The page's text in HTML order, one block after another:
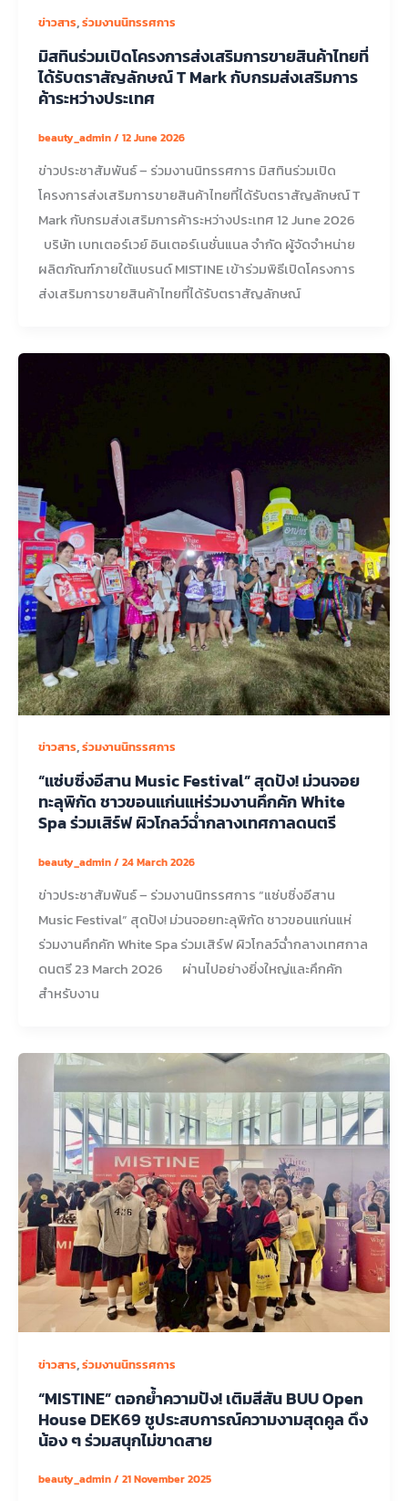
ข่าวสาร,ร่วมงานนิทรรศการ
มิสทินร่วมเปิดโครงการส่งเสริมการขายสินค้าไทยที่
ได้รับตราสัญลักษณ์ T Mark กับกรมส่งเสริมการ
ค้าระหว่างประเทศ
beauty_admin/ 12 June 2026
ข่าวประชาสัมพันธ์ – ร่วมงานนิทรรศการ มิสทินร่วมเปิด
โครงการส่งเสริมการขายสินค้าไทยที่ได้รับตราสัญลักษณ์ T
Mark กับกรมส่งเสริมการค้าระหว่างประเทศ 12 June 2026
บริษัท เบทเตอร์เวย์ อินเตอร์เนชั่นแนล จำกัด ผู้จัดจำหน่าย
ผลิตภัณฑ์ภายใต้แบรนด์ MISTINE เข้าร่วมพิธีเปิดโครงการ
ส่งเสริมการขายสินค้าไทยที่ได้รับตราสัญลักษณ์
ข่าวสาร,ร่วมงานนิทรรศการ
“แซ่บซิ่งอีสาน Music Festival” สุดปัง! ม่วนจอย
ทะลุพิกัด ชาวขอนแก่นแห่ร่วมงานคึกคัก White
Spa ร่วมเสิร์ฟ ผิวโกลว์ฉ่ำกลางเทศกาลดนตรี
beauty_admin/ 24 March 2026
ข่าวประชาสัมพันธ์ – ร่วมงานนิทรรศการ “แซ่บซิ่งอีสาน
Music Festival” สุดปัง! ม่วนจอยทะลุพิกัด ชาวขอนแก่นแห่
ร่วมงานคึกคัก White Spa ร่วมเสิร์ฟ ผิวโกลว์ฉ่ำกลางเทศกาล
ดนตรี 23 March 2026 ผ่านไปอย่างยิ่งใหญ่และคึกคัก
สำหรับงาน
ข่าวสาร,ร่วมงานนิทรรศการ
“MISTINE” ตอกย้ำความปัง! เติมสีสัน BUU Open
House DEK69 ชูประสบการณ์ความงามสุดคูล ดึง
น้อง ๆ ร่วมสนุกไม่ขาดสาย
beauty_admin/ 21 November 2025